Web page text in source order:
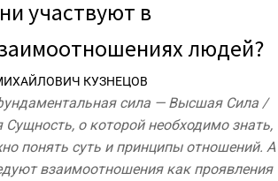
участвуют в
людей?
КУЗНЕЦОВ
сила — Высшая Сила /
Сущность, о которой необходимо знать,
понять суть и принципы отношений. А
взаимоотношения как проявления